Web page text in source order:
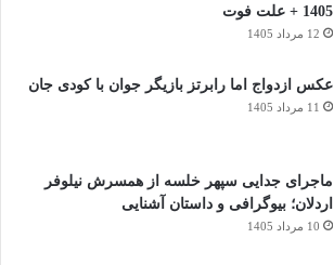
1405 + علت فوت
12 مرداد 1405
عکس ازدواج اما رابرتز بازیگر جوان با کودی جان
11 مرداد 1405
ماجرای جدایی سپهر خلسه از همسرش نیلوفر
اردلان؛ بیوگرافی و داستان آشنایی
10 مرداد 1405